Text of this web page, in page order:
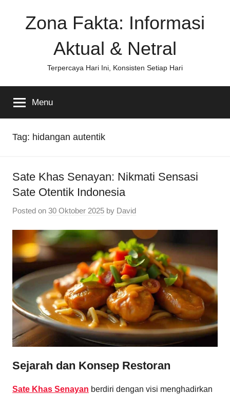
Zona Fakta: Informasi
Aktual & Netral
Terpercaya Hari Ini, Konsisten Setiap Hari
Menu
Tag: hidangan autentik
Sate Khas Senayan: Nikmati Sensasi
Sate Otentik Indonesia
Posted on 30 Oktober 2025 by David
Sejarah dan Konsep Restoran
Sate Khas Senayan berdiri dengan visi menghadirkan